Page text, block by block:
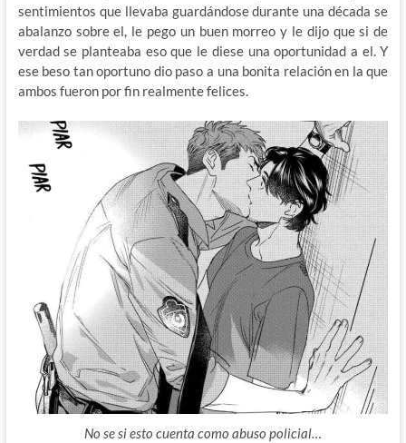
sentimientos que llevaba guardándose durante una década se
abalanzo sobre el, le pego un buen morreo y le dijo que si de
verdad se planteaba eso que le diese una oportunidad a el. Y
ese beso tan oportuno dio paso a una bonita relación en la que
ambos fueron por fin realmente felices.
No se si esto cuenta como abuso policial…